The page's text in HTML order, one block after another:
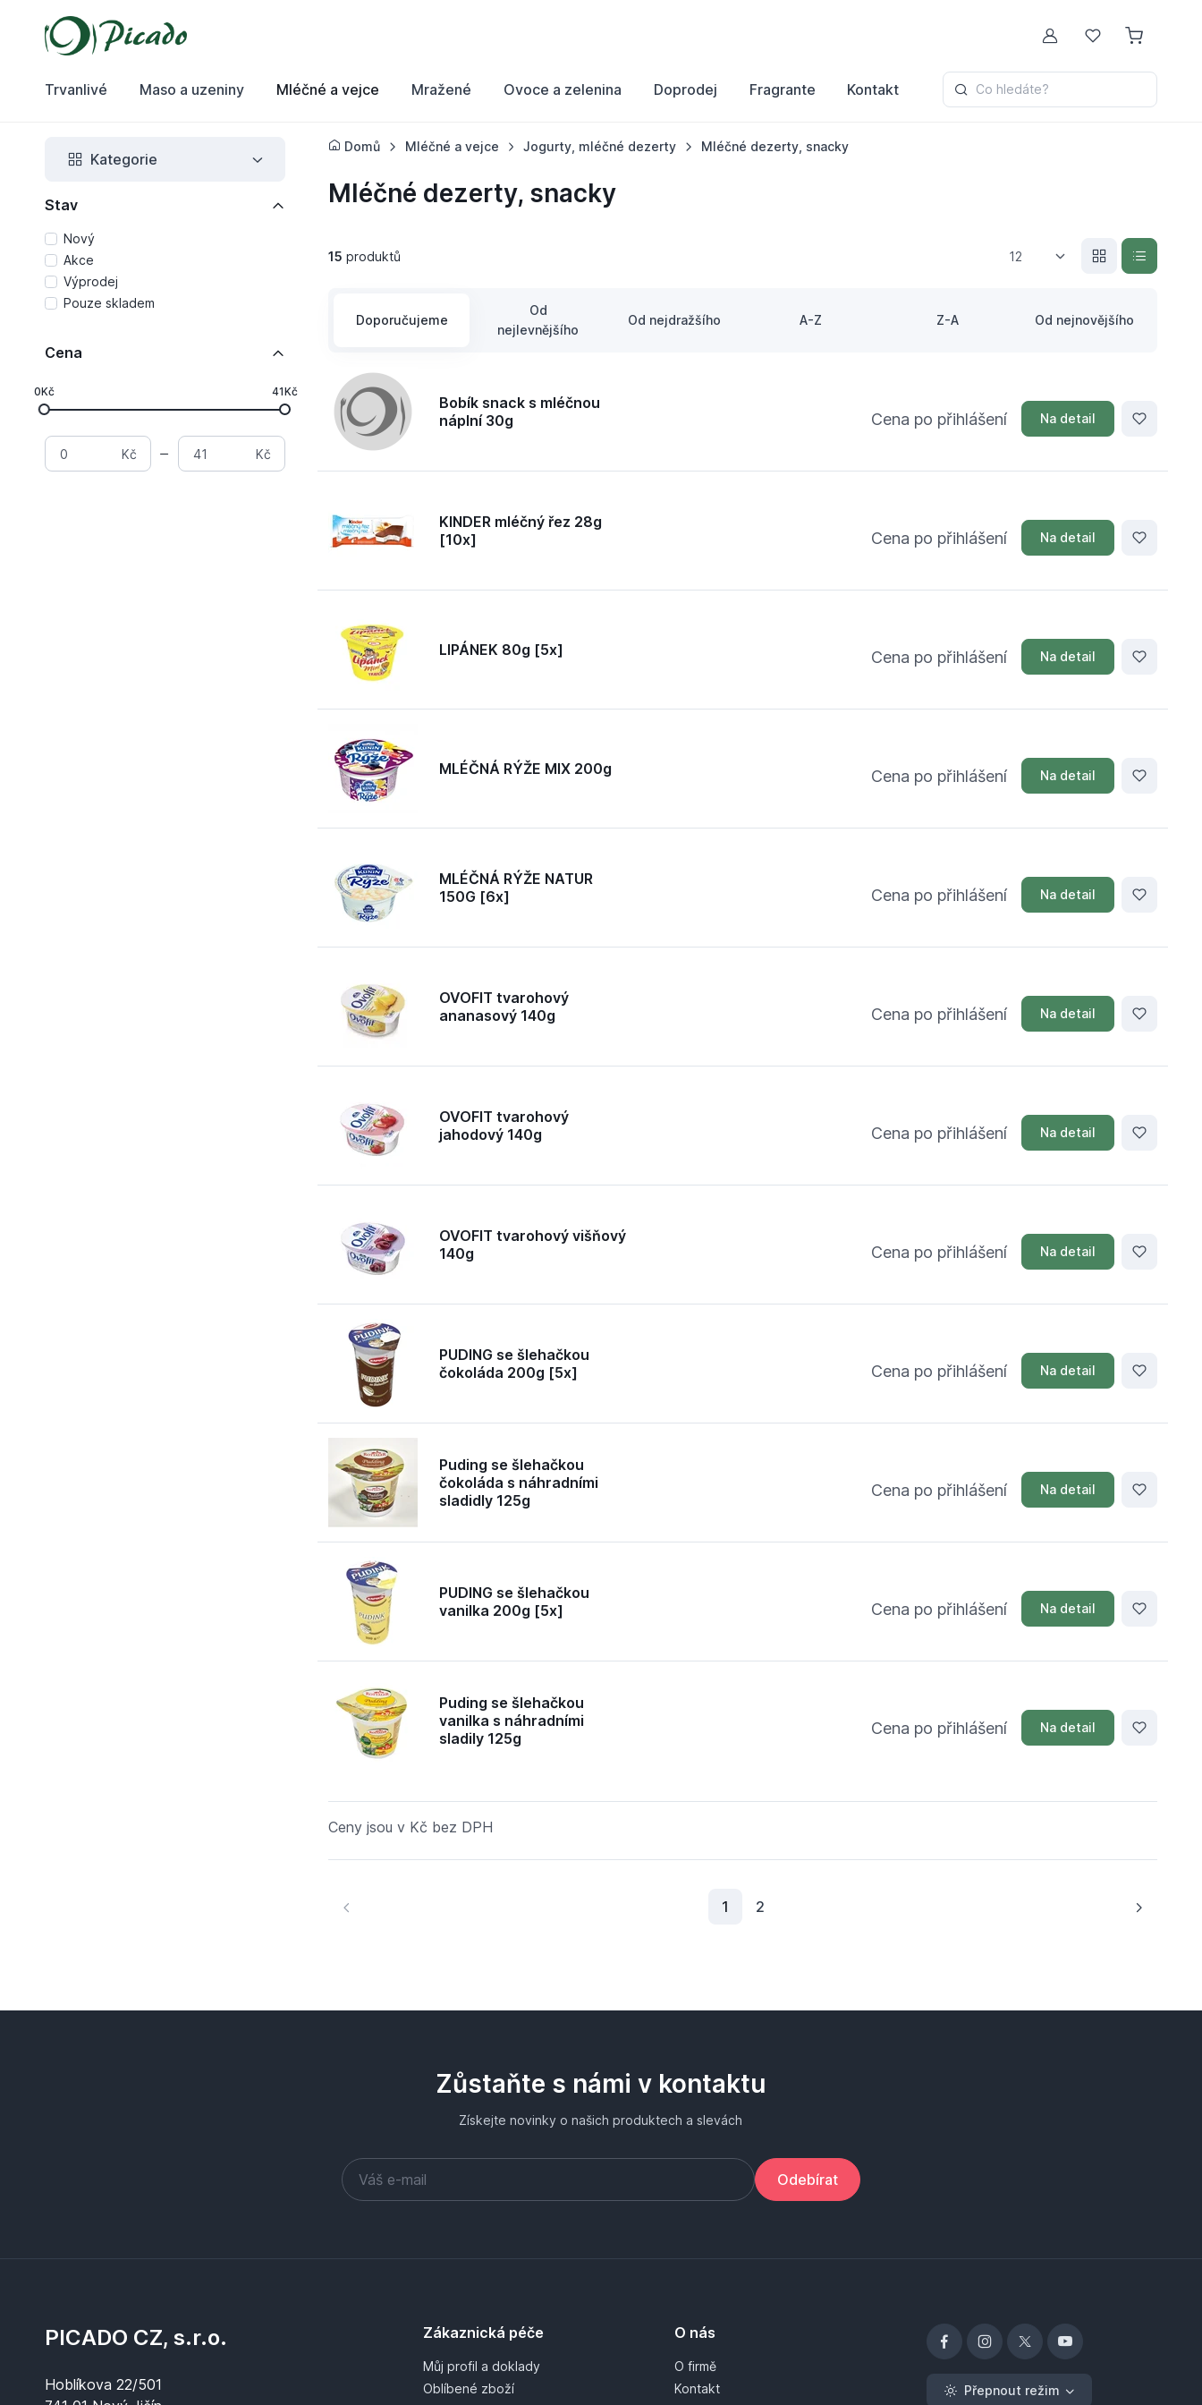
Můj účetOblíbené
Trvanlivé Maso a uzeniny Mléčné a vejce Mražené Ovoce a zelenina Doprodej Fragrante Kontakt Co hledáte?
Kategorie
Stav
Nový
Akce
Výprodej
Pouze skladem
Cena
0Kč 41Kč
Kč Kč
Domů Mléčné a vejce Jogurty, mléčné dezerty Mléčné dezerty, snacky
Mléčné dezerty, snacky
15 produktů 12
Doporučujeme
Od
nejlevnějšího
Od nejdražšího A-Z Z-A Od nejnovějšího
Bobík snack s mléčnou
náplní 30g
Cena po přihlášení Na detail
KINDER mléčný řez 28g
[10x]
Cena po přihlášení Na detail
LIPÁNEK 80g [5x] Cena po přihlášení Na detail
MLÉČNÁ RÝŽE MIX 200g Cena po přihlášení Na detail
MLÉČNÁ RÝŽE NATUR
150G [6x]
Cena po přihlášení Na detail
OVOFIT tvarohový
ananasový 140g
Cena po přihlášení Na detail
OVOFIT tvarohový
jahodový 140g
Cena po přihlášení Na detail
OVOFIT tvarohový višňový
140g
Cena po přihlášení Na detail
PUDING se šlehačkou
čokoláda 200g [5x]
Cena po přihlášení Na detail
Puding se šlehačkou
čokoláda s náhradními
sladidly 125g
Cena po přihlášení Na detail
PUDING se šlehačkou
vanilka 200g [5x]
Cena po přihlášení Na detail
Puding se šlehačkou
vanilka s náhradními
sladily 125g
Cena po přihlášení Na detail
Ceny jsou v Kč bez DPH
1 Aktuální stránka
2
Zůstaňte s námi v kontaktu
Získejte novinky o našich produktech a slevách
Odebírat
PICADO CZ, s.r.o.
Hoblíkova 22/501
Zákaznická péče
Můj profil a doklady
Oblíbené zboží
O nás
O firmě
Kontakt
Přepnout režim